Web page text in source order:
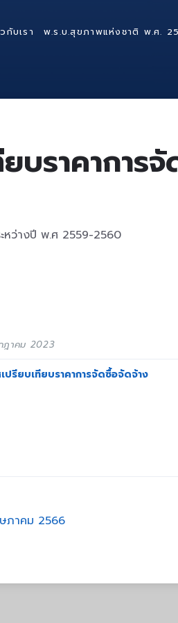
กับเรา พ.ร.บ.สุขภาพแห่งชาติ พ.ศ.
ยบราคากา
หว่างปี พ.ศ 2559-2560
ฎาคม 2023
ปรียบเทียบราคาการจัดซื้อจัดจ้าง
ภาคม 2566